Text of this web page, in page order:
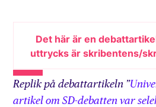
Det här är en
uttrycks är skribentens/
Replik på debattartikeln ”
artikel om SD-debatten var